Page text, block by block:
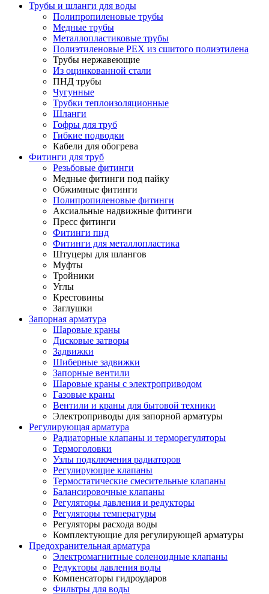
Трубы и шланги для воды
Полипропиленовые трубы
Медные трубы
Металлопластиковые трубы
Полиэтиленовые PEX из сшитого полиэтилена
Трубы нержавеющие
Из оцинкованной стали
ПНД трубы
Чугунные
Трубки теплоизоляционные
Шланги
Гофры для труб
Гибкие подводки
Кабели для обогрева
Фитинги для труб
Резьбовые фитинги
Медные фитинги под пайку
Обжимные фитинги
Полипропиленовые фитинги
Аксиальные надвижные фитинги
Пресс фитинги
Фитинги пнд
Фитинги для металлопластика
Штуцеры для шлангов
Муфты
Тройники
Углы
Крестовины
Заглушки
Запорная арматура
Шаровые краны
Дисковые затворы
Задвижки
Шиберные задвижки
Запорные вентили
Шаровые краны с электроприводом
Газовые краны
Вентили и краны для бытовой техники
Электроприводы для запорной арматуры
Регулирующая арматура
Радиаторные клапаны и терморегуляторы
Термоголовки
Узлы подключения радиаторов
Регулирующие клапаны
Термостатические смесительные клапаны
Балансировочные клапаны
Регуляторы давления и редукторы
Регуляторы температуры
Регуляторы расхода воды
Комплектующие для регулирующей арматуры
Предохранительная арматура
Электромагнитные соленоидные клапаны
Редукторы давления воды
Компенсаторы гидроударов
Фильтры для воды